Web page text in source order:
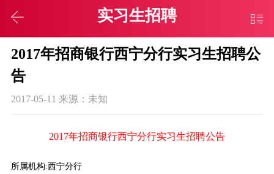
实习生招聘
2017年招商银行西宁分行实习生招聘公
告
2017-05-11 来源：未知
2017年招商银行西宁分行实习生招聘公告
所属机构:西宁分行